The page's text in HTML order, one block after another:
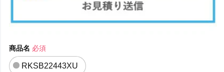
商品名 必須
RKSB22443XU